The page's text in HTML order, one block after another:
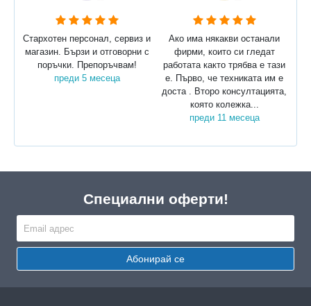
Стархотен персонал, сервиз и
магазин. Бързи и отговорни с
поръчки. Препоръчвам!
преди 5 месеца
Ако има някакви останали
фирми, които си гледат
работата както трябва е тази
е. Първо, че техниката им е
доста . Второ консултацията,
която колежка...
преди 11 месеца
Специални оферти!
Абонирай се